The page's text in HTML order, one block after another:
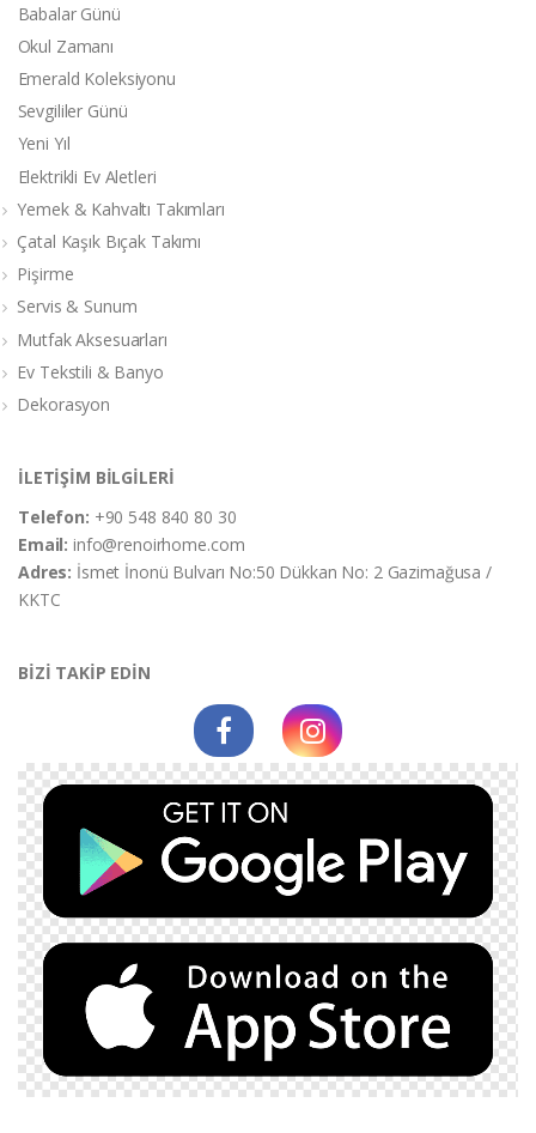
Babalar Günü
Okul Zamanı
Emerald Koleksiyonu
Sevgililer Günü
Yeni Yıl
Elektrikli Ev Aletleri
Yemek & Kahvaltı Takımları
Çatal Kaşık Bıçak Takımı
Pişirme
Servis & Sunum
Mutfak Aksesuarları
Ev Tekstili & Banyo
Dekorasyon
İLETİŞİM BİLGİLERİ
Telefon: +90 548 840 80 30
Email:info@renoirhome.com
Adres: İsmet İnonü Bulvarı No:50 Dükkan No: 2 Gazimağusa /
KKTC
BİZİ TAKİP EDİN